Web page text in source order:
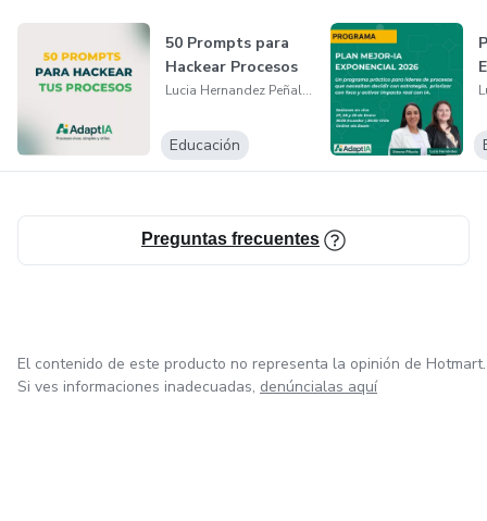
✔ 1 clase en vivo donde (miércoles 25 de marzo 2026 a
las 19:00 hrs Ecuador):
• Usaremos los asistentes paso a paso
• Resolveremos dudas en tiempo real
¿Para quién es este kit?
• Quieren documentar más rápido sin perder profundidad
50 Prompts para
Hackear Procesos
Lucia Hernandez Peñaloza
Educación
Preguntas frecuentes
El contenido de este producto no representa la opinión de Hotmart.
Si ves informaciones inadecuadas, denúncialas aquí